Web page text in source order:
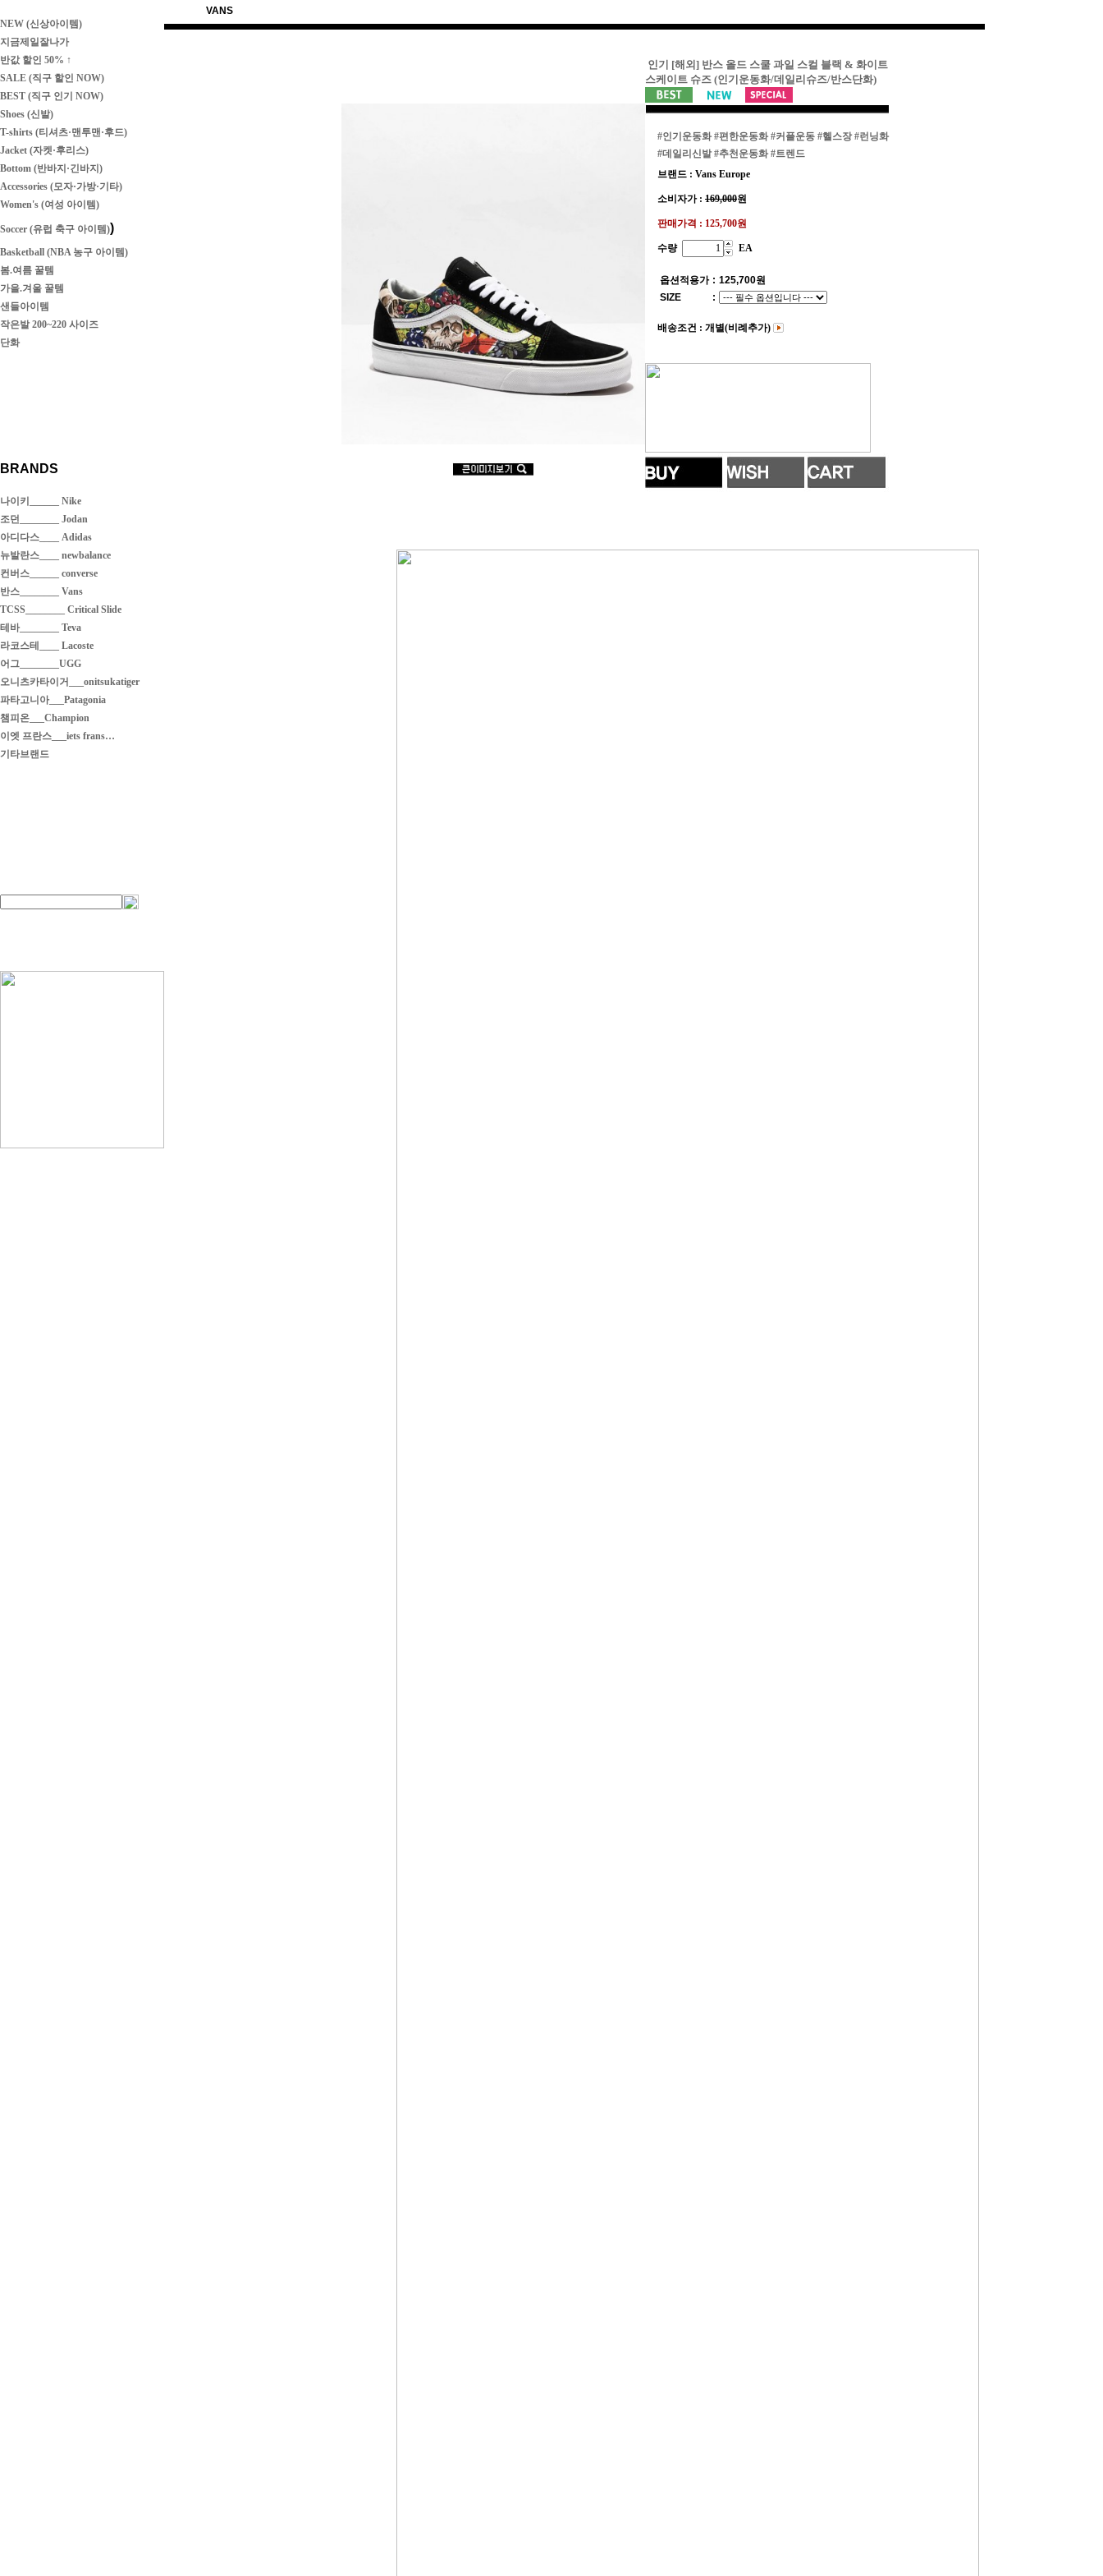
NEW (신상아이템)
지금제일잘나가
반값 할인 50% ↑
SALE (직구 할인 NOW)
BEST (직구 인기 NOW)
Shoes (신발)
T-shirts (티셔츠·맨투맨·후드)
Jacket (자켓·후리스)
Bottom (반바지·긴바지)
Accessories (모자·가방·기타)
Women's (여성 아이템)
Soccer (유럽 축구 아이템))
Basketball (NBA 농구 아이템)
봄.여름 꿀템
가을.겨울 꿀템
샌들아이템
작은발 200~220 사이즈
단화
BRANDS
나이키______ Nike
조던________ Jodan
아디다스____ Adidas
뉴발란스____ newbalance
컨버스______ converse
반스________ Vans
TCSS________ Critical Slide
테바________ Teva
라코스테____ Lacoste
어그________UGG
오니츠카타이거___onitsukatiger
파타고니아___Patagonia
챔피온___Champion
이엣 프란스___iets frans…
기타브랜드
VANS
인기 [해외] 반스 올드 스쿨 과일 스컬 블랙 & 화이트
스케이트 슈즈 (인기운동화/데일리슈즈/반스단화)
#인기운동화 #편한운동화 #커플운동 #헬스장 #런닝화
#데일리신발 #추천운동화 #트렌드
브랜드 : Vans Europe
소비자가 : 169,000원
판매가격 : 125,700원
수량 EA
옵션적용가 : 125,700원
SIZE
:
배송조건 : 개별(비례추가)